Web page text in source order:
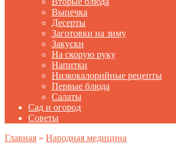
Выпечка
Десерты
Заготовки на зиму
Закуски
На скорую руку
Напитки
Низкокалорийные рецепты
Первые блюда
Салаты
Сад и огород
Советы
Главная » Народная медицина